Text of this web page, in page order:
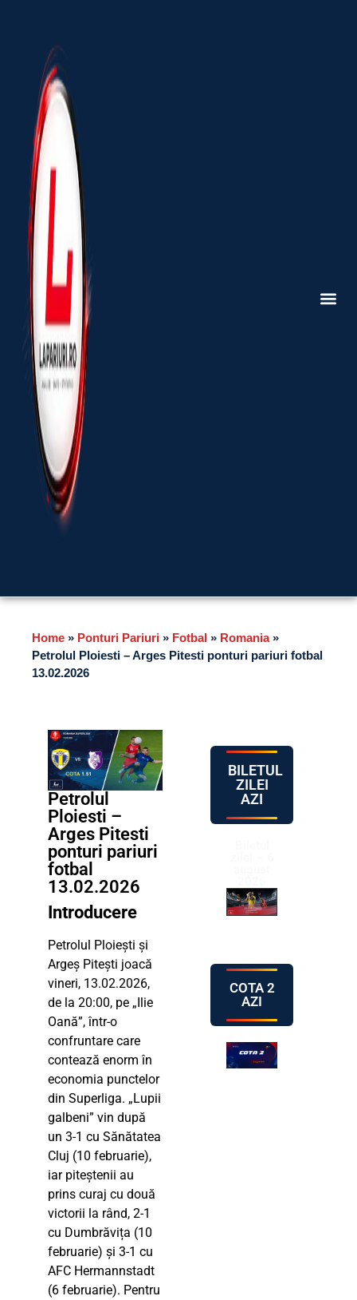
Home » Ponturi Pariuri » Fotbal » Romania»
Petrolul Ploiesti – Arges Pitesti ponturi pariuri fotbal
13.02.2026
Petrolul
Ploiesti –
Arges Pitesti
ponturi pariuri
fotbal
13.02.2026
Introducere
Petrolul Ploiești și
Argeș Pitești joacă
vineri, 13.02.2026,
de la 20:00, pe „Ilie
Oană”, într-o
confruntare care
contează enorm în
economia punctelor
din Superliga. „Lupii
galbeni” vin după
un 3-1 cu Sănătatea
Cluj (10 februarie),
iar piteștenii au
prins curaj cu două
victorii la rând, 2-1
cu Dumbrăvița (10
februarie) și 3-1 cu
AFC Hermannstadt
(6 februarie). Pentru
BILETUL
ZILEI
AZI
COTA 2
AZI